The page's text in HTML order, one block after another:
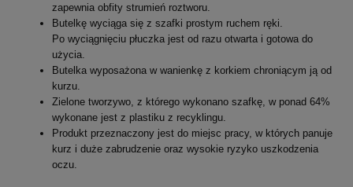
zapewnia obfity strumień roztworu.
Butelkę wyciąga się z szafki prostym ruchem ręki.
Po wyciągnięciu płuczka jest od razu otwarta i gotowa do
użycia.
Butelka wyposażona w wanienkę z korkiem chroniącym ją od
kurzu.
Zielone tworzywo, z którego wykonano szafkę, w ponad 64%
wykonane jest z plastiku z recyklingu.
Produkt przeznaczony jest do miejsc pracy, w których panuje
kurz i duże zabrudzenie oraz wysokie ryzyko uszkodzenia
oczu.